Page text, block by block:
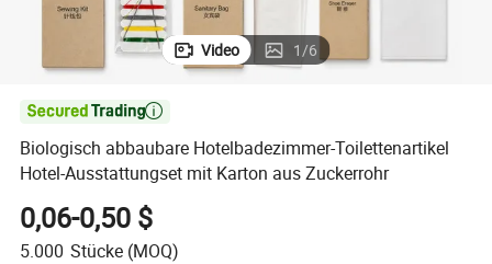
Video 1/6

Biologisch abbaubare Hotelbadezimmer-Toilettenartikel
Hotel-Ausstattungset mit Karton aus Zuckerrohr
0,06-0,50 $
5.000 Stücke (MOQ)